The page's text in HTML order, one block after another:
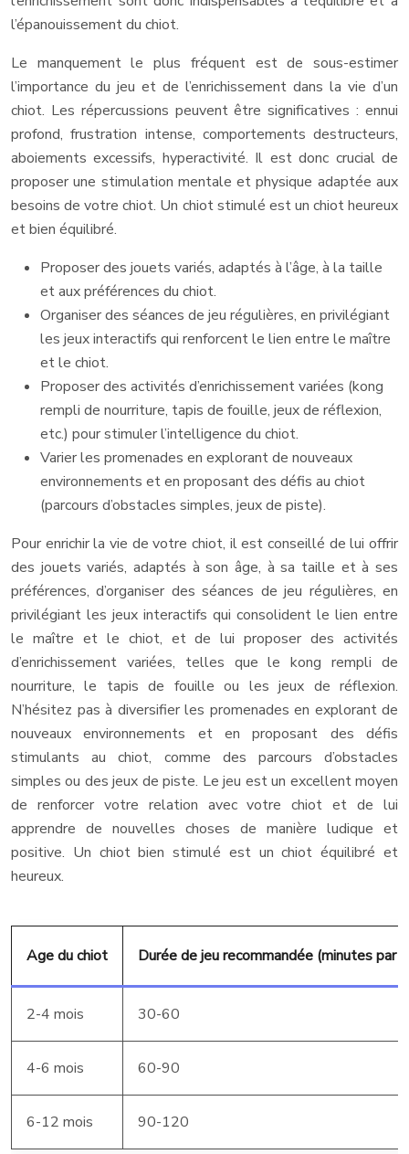
l’épanouissement du chiot.
Le manquement le plus fréquent est de sous-estimer
l’importance du jeu et de l’enrichissement dans la vie d’un
chiot. Les répercussions peuvent être significatives : ennui
profond, frustration intense, comportements destructeurs,
aboiements excessifs, hyperactivité. Il est donc crucial de
proposer une stimulation mentale et physique adaptée aux
besoins de votre chiot. Un chiot stimulé est un chiot heureux
et bien équilibré.
Proposer des jouets variés, adaptés à l’âge, à la taille
et aux préférences du chiot.
Organiser des séances de jeu régulières, en privilégiant
les jeux interactifs qui renforcent le lien entre le maître
et le chiot.
Proposer des activités d’enrichissement variées (kong
rempli de nourriture, tapis de fouille, jeux de réflexion,
etc.) pour stimuler l’intelligence du chiot.
Varier les promenades en explorant de nouveaux
environnements et en proposant des défis au chiot
(parcours d’obstacles simples, jeux de piste).
Pour enrichir la vie de votre chiot, il est conseillé de lui offrir
des jouets variés, adaptés à son âge, à sa taille et à ses
préférences, d’organiser des séances de jeu régulières, en
privilégiant les jeux interactifs qui consolident le lien entre
le maître et le chiot, et de lui proposer des activités
d’enrichissement variées, telles que le kong rempli de
nourriture, le tapis de fouille ou les jeux de réflexion.
N’hésitez pas à diversifier les promenades en explorant de
nouveaux environnements et en proposant des défis
stimulants au chiot, comme des parcours d’obstacles
simples ou des jeux de piste. Le jeu est un excellent moyen
de renforcer votre relation avec votre chiot et de lui
apprendre de nouvelles choses de manière ludique et
positive. Un chiot bien stimulé est un chiot équilibré et
heureux.
Age du chiot Durée de jeu recommandée (minutes par
2-4 mois 30-60
4-6 mois 60-90
6-12 mois 90-120